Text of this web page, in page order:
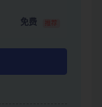
免费 推荐